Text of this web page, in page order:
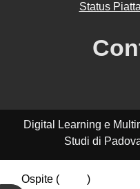
Status
Digital Learning e
Studi di
Ospite (
)